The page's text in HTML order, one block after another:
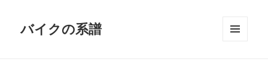
バイクの系譜